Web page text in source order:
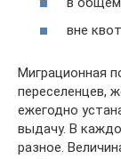
вне
Миграционная
переселенцев,
ежегодно
выдачу. В
разное.